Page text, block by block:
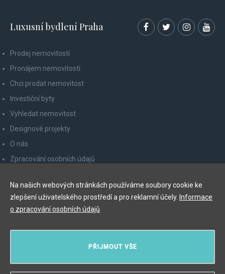
Luxusní bydlení Praha
Prodej nemovitostí
Pronájem nemovitostí
Chci prodat nemovitost
Investiční byty
Vyhledat nemovitost
Designové projekty
O nás
Zpracování osobních údajů
Odhlášení z newsletteru
Myslíková 245/3, 110 00 Praha 1
PŘIJMOUT VŠE
Na našich webových stránkách používáme soubory cookie ke
zlepšení uživatelského prostředí a pro reklamní účely. Informace
o zpracování osobních údajů